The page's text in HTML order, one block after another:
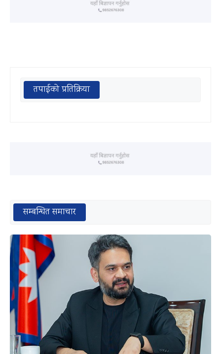
तपाईको प्रतिक्रिया
सम्बन्धित समाचार